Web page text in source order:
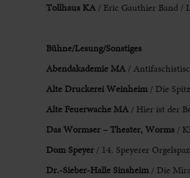
Tollhaus KA / Eric Gauthier Band /
Bühne/Lesung/Sonstiges
Abendakademie MA/
Alte Druckerei Weinheim / Die
Alte Feuerwache MA / Hier ist der
Das Wormser – Theater, Worms /
Dom Speyer/ 14. Speyerer
Dr.-Sieber-Halle Sinsheim / Die